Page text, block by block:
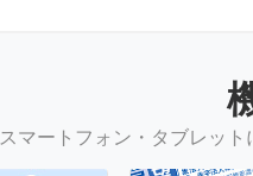
スマートフォン・タブレッ